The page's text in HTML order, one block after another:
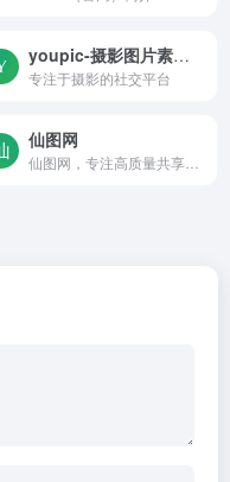
youpic-摄影图片素材网站
专注于摄影的社交平台
仙图网